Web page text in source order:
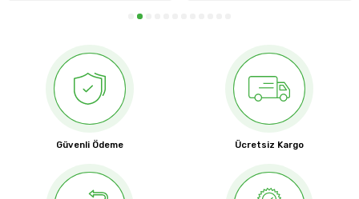
Güvenli Ödeme Ücretsiz Kargo